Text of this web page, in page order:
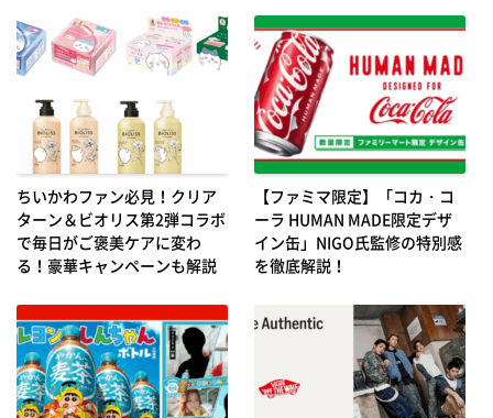
ちいかわファン必見！クリア
ターン＆ビオリス第2弾コラボ
で毎日がご褒美ケアに変わ
る！豪華キャンペーンも解説
【ファミマ限定】「コカ・コ
ーラ HUMAN MADE限定デザ
イン缶」NIGO氏監修の特別感
を徹底解説！